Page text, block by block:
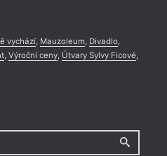
vychází, Mauzoleum, Divadlo,
, Výroční ceny, Útvary Sylvy Ficové,